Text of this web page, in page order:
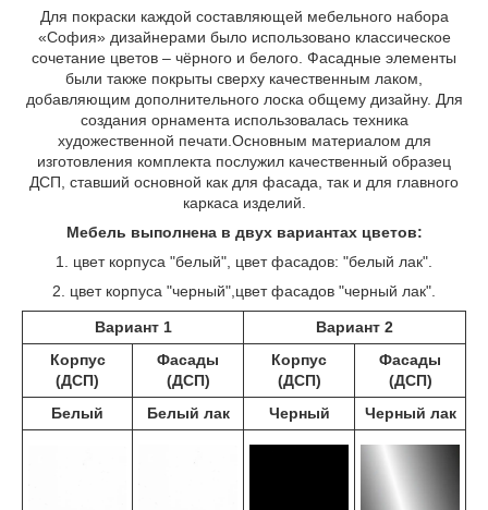
Для покраски каждой составляющей мебельного набора
«София» дизайнерами было использовано классическое
сочетание цветов – чёрного и белого. Фасадные элементы
были также покрыты сверху качественным лаком,
добавляющим дополнительного лоска общему дизайну. Для
создания орнамента использовалась техника
художественной печати.Основным материалом для
изготовления комплекта послужил качественный образец
ДСП, ставший основной как для фасада, так и для главного
каркаса изделий.
Мебель выполнена в двух вариантах цветов:
1. цвет корпуса "белый", цвет фасадов: "белый лак".
2. цвет корпуса "черный",цвет фасадов "черный лак".
Вариант 1
Вариант 2
Корпус
(ДСП)
Фасады
(ДСП)
Корпус
(ДСП)
Фасады
(ДСП)
Белый
Белый лак Черный Черный лак